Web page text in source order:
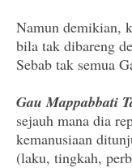
Namun demikian,
bila tak dibareng
Sebab tak semua
Gau Mappabbati
sejauh mana dia
kemanusiaan
(laku, tingkah,